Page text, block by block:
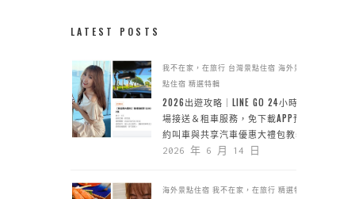
LATEST POSTS
我不在家，在旅行 台灣景點住宿 海外景
點住宿 精選特輯
2026出遊攻略｜LINE GO 24小時機
場接送＆租車服務，免下載APP預
約叫車與共享汽車優惠大禮包教學
2026 年 6 月 14 日
海外景點住宿 我不在家，在旅行 精選特